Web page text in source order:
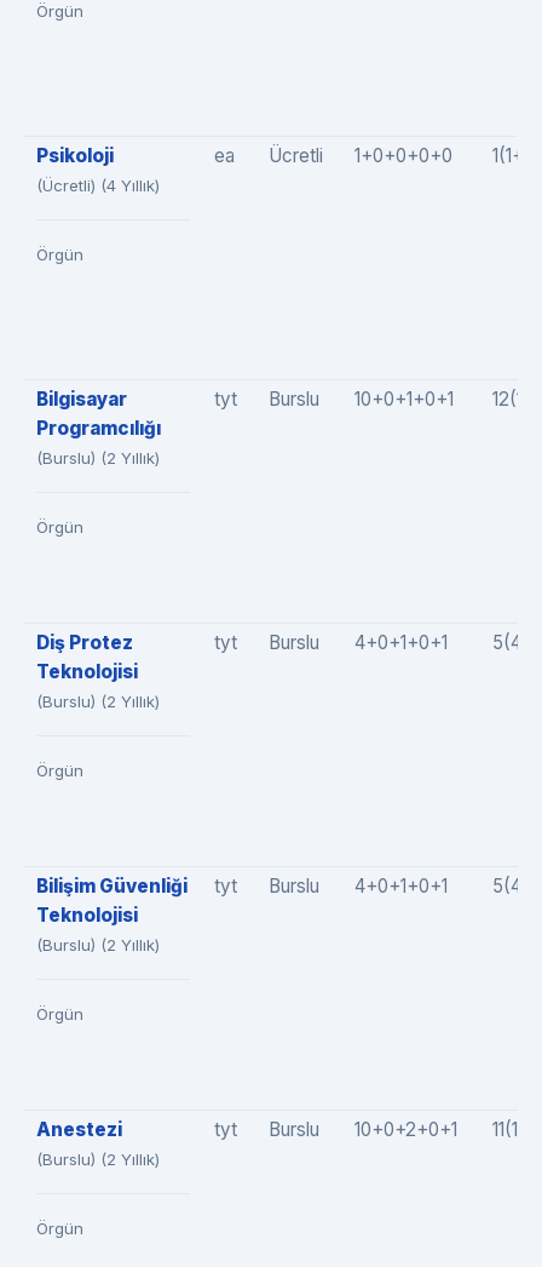
Örgün
Psikoloji
(Ücretli) (4 Yıllık)
Örgün
ea Ücretli 1+0+0+0+0
Bilgisayar
Programcılığı
(Burslu) (2 Yıllık)
Örgün
tyt Burslu 10+0+1+0+1
Diş Protez
Teknolojisi
(Burslu) (2 Yıllık)
Örgün
tyt Burslu 4+0+1+0+1
Bilişim Güvenliği
Teknolojisi
(Burslu) (2 Yıllık)
Örgün
tyt Burslu 4+0+1+0+1
Anestezi
(Burslu) (2 Yıllık)
Örgün
tyt Burslu 10+0+2+0+1